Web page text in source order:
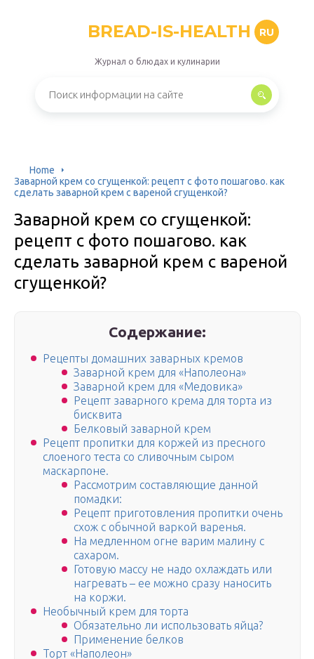
BREAD-IS-HEALTH RU
Журнал о блюдах и кулинарии
Home
Заварной крем со сгущенкой: рецепт с фото пошагово. как
сделать заварной крем с вареной сгущенкой?
Заварной крем со сгущенкой:
рецепт с фото пошагово. как
сделать заварной крем с вареной
сгущенкой?
Содержание:
Рецепты домашних заварных кремов
Заварной крем для «Наполеона»
Заварной крем для «Медовика»
Рецепт заварного крема для торта из
бисквита
Белковый заварной крем
Рецепт пропитки для коржей из пресного
слоеного теста со сливочным сыром
маскарпоне.
Рассмотрим составляющие данной
помадки:
Рецепт приготовления пропитки очень
схож с обычной варкой варенья.
На медленном огне варим малину с
сахаром.
Готовую массу не надо охлаждать или
нагревать – ее можно сразу наносить
на коржи.
Необычный крем для торта
Обязательно ли использовать яйца?
Применение белков
Торт «Наполеон»